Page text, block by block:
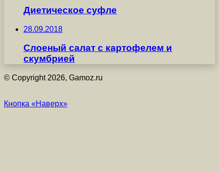
Диетическое суфле
28.09.2018
Слоеный салат с картофелем и
скумбрией
© Copyright 2026, Gamoz.ru
Кнопка «Наверх»